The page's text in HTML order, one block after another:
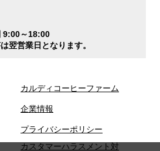
9:00～18:00
翌営業日となります。
カルディコーヒーファーム
企業情報
プライバシーポリシー
カスタマーハラスメント対